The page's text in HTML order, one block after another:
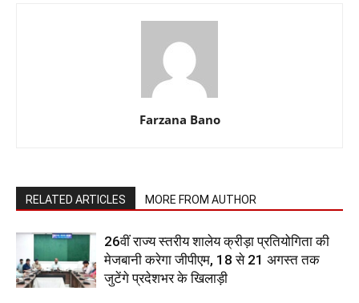
Farzana Bano
RELATED ARTICLES MORE FROM AUTHOR
26वीं राज्य स्तरीय शालेय क्रीड़ा प्रतियोगिता की
मेजबानी करेगा जीपीएम, 18 से 21 अगस्त तक
जुटेंगे प्रदेशभर के खिलाड़ी